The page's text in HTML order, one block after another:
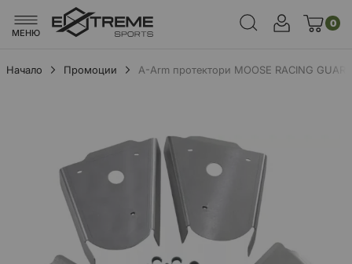
МЕНЮ
0
Начало Промоции
A-Arm протектори MOOSE RACING
изображенията